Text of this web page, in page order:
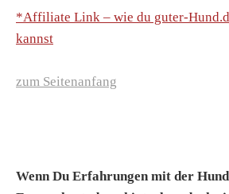
*Affiliate Link – wie du guter-
kannst
zum Seitenanfang
Wenn Du Erfahrungen mit der